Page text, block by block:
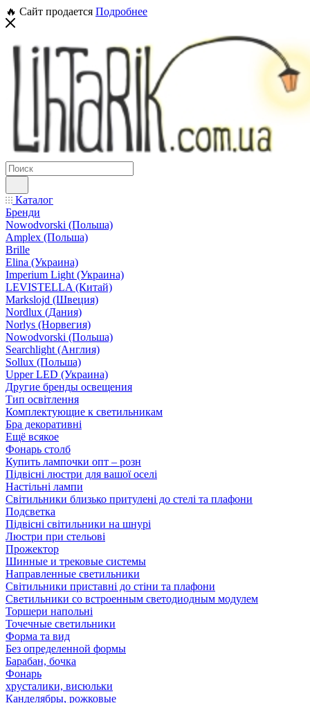
🔥 Сайт продается Подробнее
Каталог
Бренди
Nowodvorski (Польша)
Amplex (Польша)
Brille
Elina (Украина)
Imperium Light (Украина)
LEVISTELLA (Китай)
Markslojd (Швеция)
Nordlux (Дания)
Norlys (Норвегия)
Nowodvorski (Польша)
Searchlight (Англия)
Sollux (Польша)
Upper LED (Украина)
Другие бренды освещения
Тип освітлення
Комплектующие к светильникам
Бра декоративні
Ещё всякое
Фонарь столб
Купить лампочки опт – розн
Підвісні люстри для вашої оселі
Настільні лампи
Світильники близько притулені до стелі та плафони
Подсветка
Підвісні світильники на шнурі
Люстри при стельові
Прожектор
Шинные и трековые системы
Направленные светильники
Світильники приставні до стіни та плафони
Светильники со встроенным светодиодным модулем
Торшери напольні
Точечные светильники
Форма та вид
Без определенной формы
Барабан, бочка
Фонарь
хрусталики, висюльки
Канделябры, рожковые